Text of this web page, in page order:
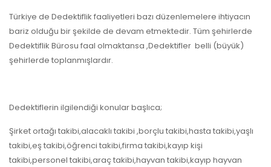
Türkiye de Dedektiflik faaliyetleri bazı düzenlemelere ihtiyacın
bariz olduğu bir şekilde de devam etmektedir. Tüm şehirlerde
Dedektiflik Bürosu faal olmaktansa ,Dedektifler belli (büyük)
şehirlerde toplanmışlardır.
Dedektiflerin ilgilendiği konular başlıca;
Şirket ortağı takibi,alacaklı takibi ,borçlu takibi,hasta takibi,yaşlı
takibi,eş takibi,öğrenci takibi,firma takibi,kayıp kişi
takibi,personel takibi,araç takibi,hayvan takibi,kayıp hayvan